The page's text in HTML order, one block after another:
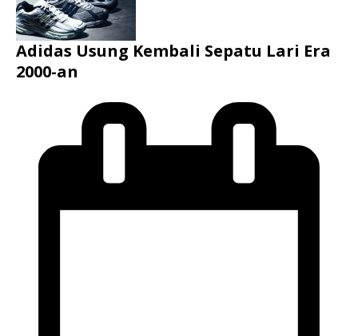
Adidas Usung Kembali Sepatu Lari Era
2000-an